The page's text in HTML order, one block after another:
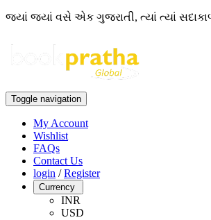
જ્યાં જ્યાં વસે એક ગુજરાતી, ત્યાં ત્યાં
Toggle navigation
My Account
Wishlist
FAQs
Contact Us
login /Register
Currency
INR
USD